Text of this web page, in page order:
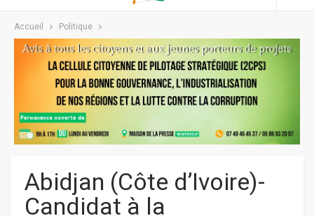
Accueil Politique
Abidjan (Côte d’Ivoire)-
Candidat à la